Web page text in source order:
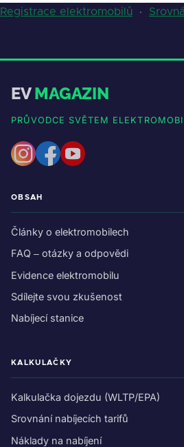
Registrace elektromobilů ·
EVMAGAZIN
PRŮVODCE SVĚTEM
OBSAH
Články o elektromobilech
FAQ – otázky a odpovědi
Evidence elektromobilu
Sdílejte svou zkušenost
Nabíjecí stanice
KALKULAČKY
Kalkulačka dojezdu (WLTP/EPA)
Srovnání nabíjecích tarifů
Náklady na nabíjení